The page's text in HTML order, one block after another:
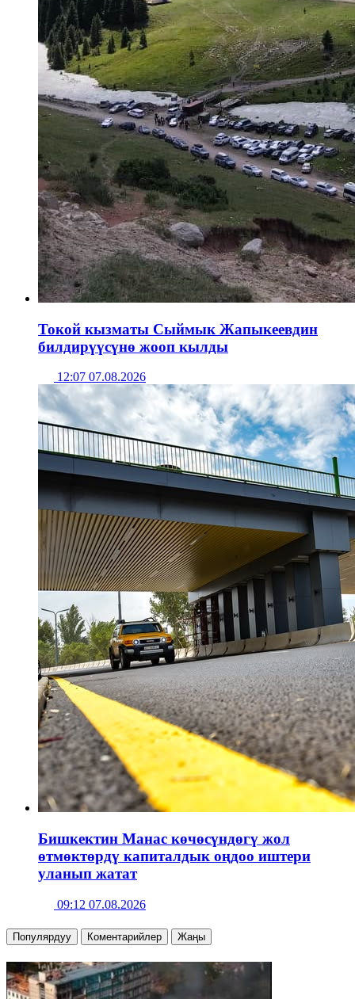
Токой кызматы Сыймык Жапыкеевдин
билдирүүсүнө жооп кылды
12:07 07.08.2026
Бишкектин Манас көчөсүндөгү жол
өтмөктөрдү капиталдык оңдоо иштери
уланып жатат
09:12 07.08.2026
Популярдуу Коментарийлер Жаңы